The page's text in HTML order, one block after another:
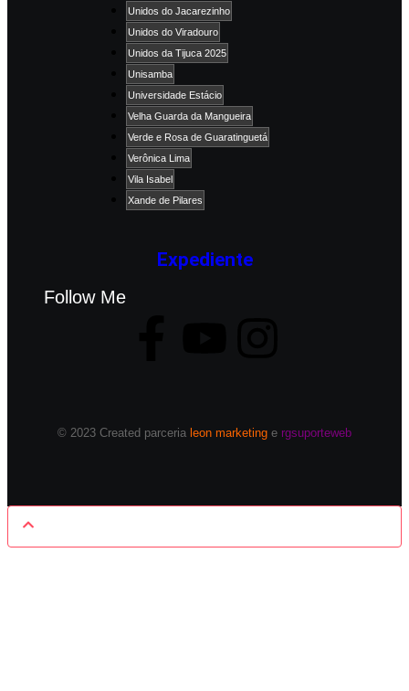
Unidos do Jacarezinho
Unidos do Viradouro
Unidos da Tijuca 2025
Unisamba
Universidade Estácio
Velha Guarda da Mangueira
Verde e Rosa de Guaratinguetá
Verônica Lima
Vila Isabel
Xande de Pilares
Expediente
Follow Me
© 2023 Created parceria leon marketing e rgsuporteweb